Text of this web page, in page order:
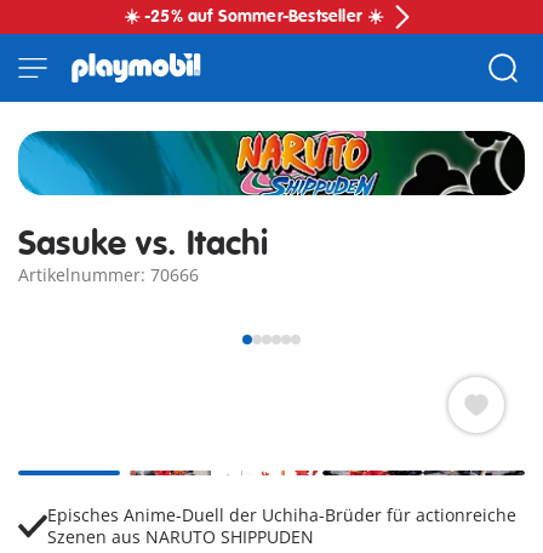
☀️ -25% auf Sommer-Bestseller ☀️
Sasuke vs. Itachi
Artikelnummer: 70666
Episches Anime-Duell der Uchiha-Brüder für actionreiche
Szenen aus NARUTO SHIPPUDEN